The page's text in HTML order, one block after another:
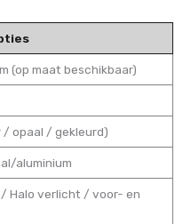
(op maat beschikbaar)
/ opaal / gekleurd)
aluminium
Halo verlicht / voor- en